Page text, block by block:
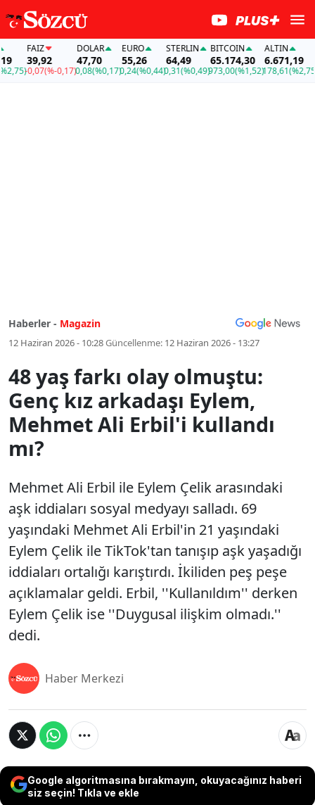
(%-0,17)
DOLAR
47,70
0,08(%0,17)
EURO
55,26
0,24(%0,44)
STERLIN
64,49
0,31(%0,49)
BITCOIN
65.174,30
973,00(%1,52)
ALTIN
6.671,19
178,61(%2,75)
FAİZ
39,92
-0,07(%-
Haberler - Magazin
12 Haziran 2026 - 10:28Güncellenme: 12 Haziran 2026 - 13:27
48 yaş farkı olay olmuştu:
Genç kız arkadaşı Eylem,
Mehmet Ali Erbil'i kullandı
mı?
Mehmet Ali Erbil ile Eylem Çelik arasındaki
aşk iddiaları sosyal medyayı salladı. 69
yaşındaki Mehmet Ali Erbil'in 21 yaşındaki
Eylem Çelik ile TikTok'tan tanışıp aşk yaşadığı
iddiaları ortalığı karıştırdı. İkiliden peş peşe
açıklamalar geldi. Erbil, ''Kullanıldım'' derken
Eylem Çelik ise ''Duygusal ilişkim olmadı.''
dedi.
Haber Merkezi
Google algoritmasına bırakmayın, okuyacağınız haberi
siz seçin! Tıkla ve ekle